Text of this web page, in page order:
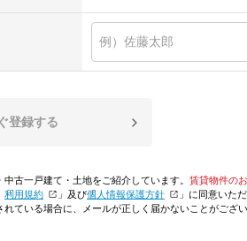
登録する
古一戸建て・土地をご紹介しています。 賃貸物件の
「
利用規約 」及び「個人情報保護方針
」に同意いた
れている場合に、メールが正しく届かないことがござい